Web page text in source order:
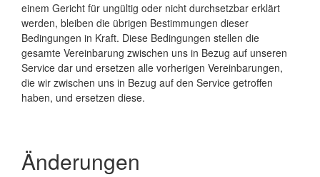
einem Gericht für ungültig oder nicht durchsetzbar erklärt
werden, bleiben die übrigen Bestimmungen dieser
Bedingungen in Kraft. Diese Bedingungen stellen die
gesamte Vereinbarung zwischen uns in Bezug auf unseren
Service dar und ersetzen alle vorherigen Vereinbarungen,
die wir zwischen uns in Bezug auf den Service getroffen
haben, und ersetzen diese.
Änderungen